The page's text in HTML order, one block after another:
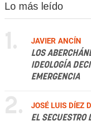
Lo más leído
1.
JAVIER ANCÍN
LOS
IDEOLOGÍA
EMERGENCIA
2.
JOSÉ LUIS DÍEZ
EL SECUESTRO